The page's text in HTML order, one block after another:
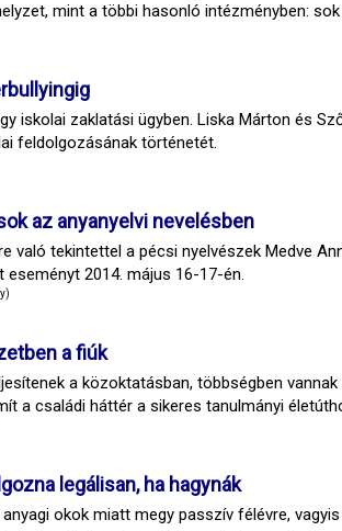
mint a többi hasonló intézményben:
iskolai zaklatási ügyben. Liska Márton és
feldolgozásának történetét.
az anyanyelvi nevelésben
való tekintettel a pécsi nyelvészek Medve
eseményt 2014. május 16-17-én.
a fiúk
a közoktatásban, többségben
a családi háttér a sikeres tanulmányi
legálisan, ha hagynák
okok miatt megy passzív félévre,